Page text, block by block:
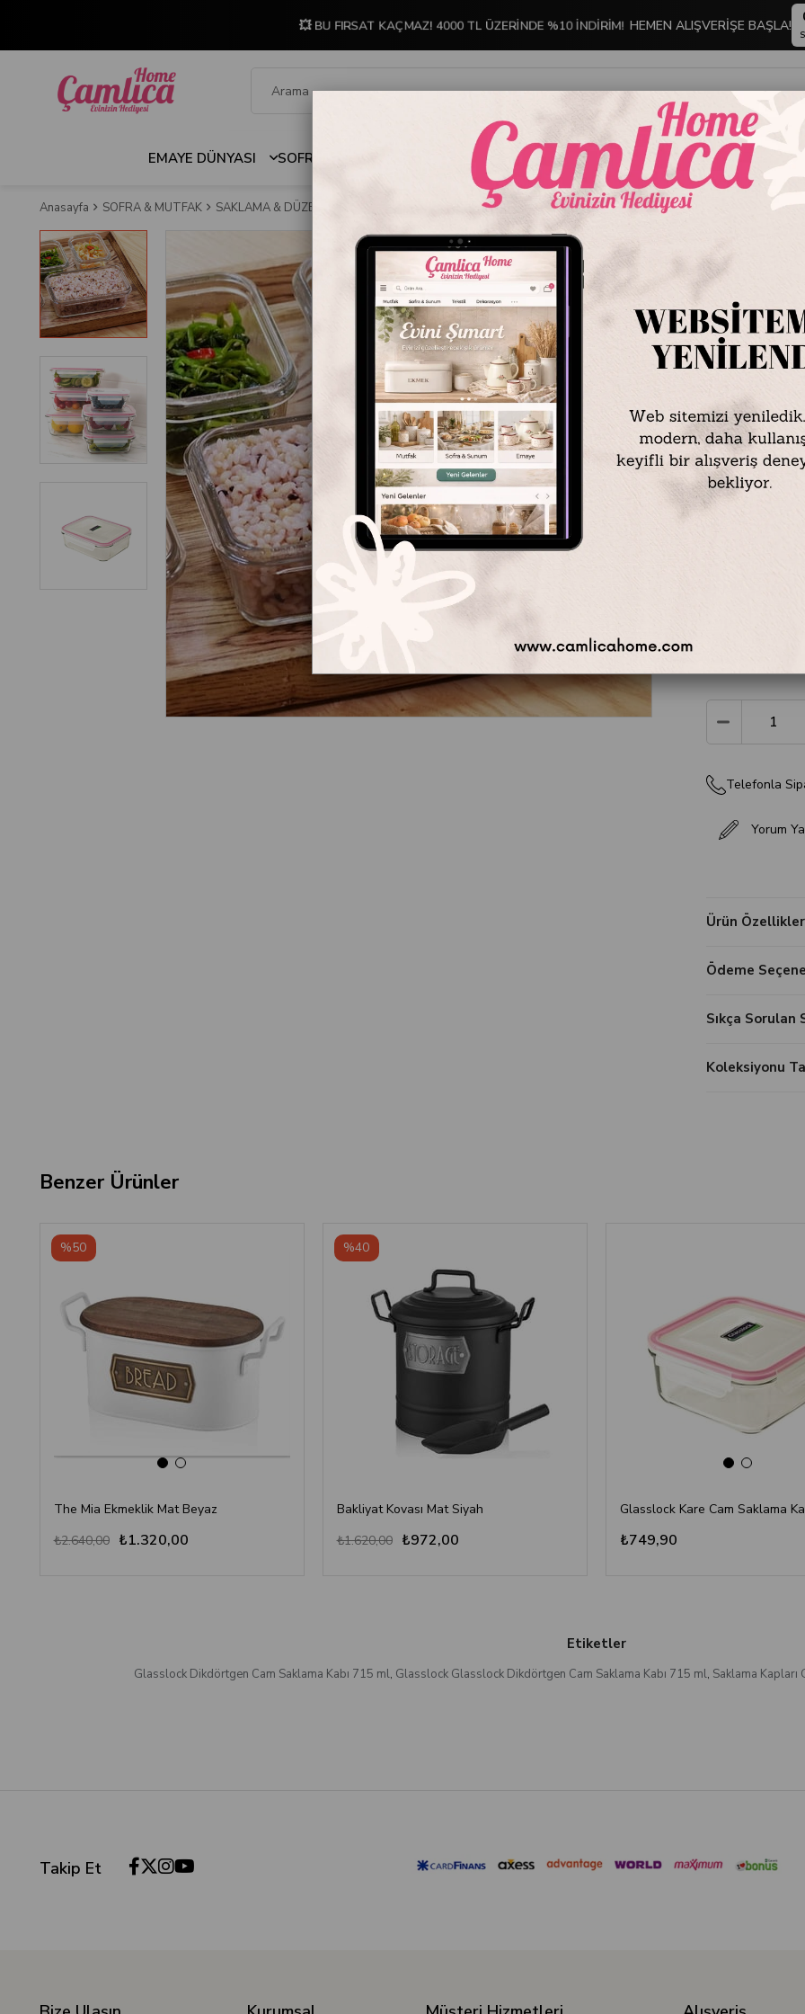
💥 BU FIRSAT KAÇMAZ! 4000 TL ÜZERİNDE %10 İNDİRİM! HEMEN ALIŞVERİŞE BAŞLA!
EMAYE DÜNYASI SOFRA & MUTFAK İNDİRİMLİ ÜRÜNLER DEKORASYON TABLO KOLEKSİYONU
Anasayfa SOFRA & MUTFAK SAKLAMA & DÜZENLEME Glasslock Dikdörtgen Cam Saklama Kabı 715 ml
Stok Kodu
D-
Marka Glasslock
Glasslock
Malzeme: Cam / PP
Ölçü: 17 x 12,3 x 6
Telefonla
Yorum
Ürün
Ödeme
Sıkça Sorulan
Koleksiyonu
Benzer Ürünler
The Mia Ekmeklik Mat Beyaz
₺1.320,00
₺2.640,00
%50
Bakliyat Kovası Mat Siyah
₺972,00
₺1.620,00
%40
₺749,90
Etiketler
Glasslock Dikdörtgen Cam Saklama Kabı 715 ml, Glasslock Glasslock Dikdörtgen Cam Saklama Kabı 715 ml, Saklama
Takip Et